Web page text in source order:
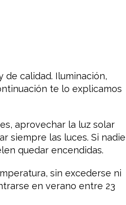
de calidad. Iluminación,
te lo explicamos
aprovechar la luz solar
siempre las luces. Si nadie
quedar encendidas.
sin excederse ni
en verano entre 23